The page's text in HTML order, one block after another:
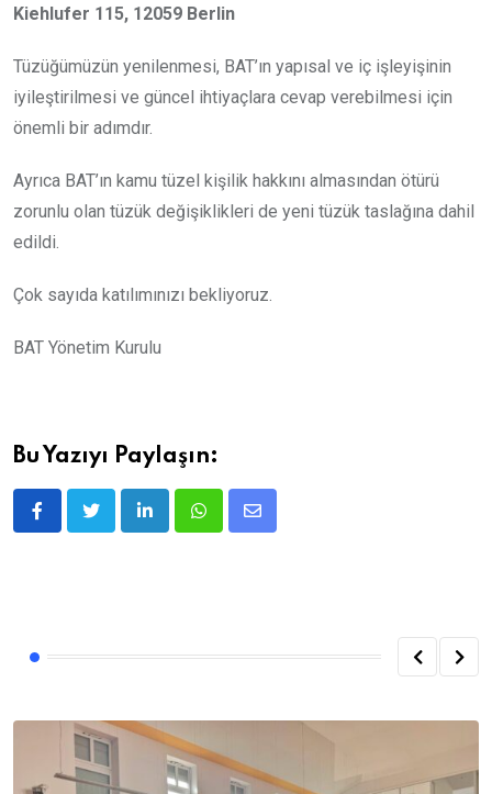
Kiehlufer 115, 12059 Berlin
Tüzüğümüzün yenilenmesi, BAT’ın yapısal ve iç işleyişinin
iyileştirilmesi ve güncel ihtiyaçlara cevap verebilmesi için
önemli bir adımdır.
Ayrıca BAT’ın kamu tüzel kişilik hakkını almasından ötürü
zorunlu olan tüzük değişiklikleri de yeni tüzük taslağına dahil
edildi.
Çok sayıda katılımınızı bekliyoruz.
BAT Yönetim Kurulu
Bu Yazıyı Paylaşın:
LinkedInWhatsapp
E-